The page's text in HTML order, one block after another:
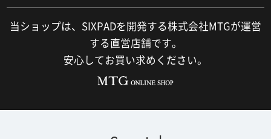
当ショップは、SIXPADを開発する株式会社MTGが運営
する直営店舗です。
安心してお買い求めください。